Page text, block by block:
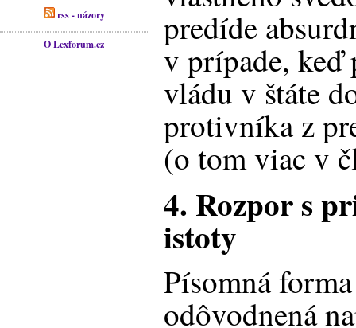
rss - názory
O Lexforum.cz predíde
v prípade, keď
vládu v štáte
protivníka z
(o tom viac v
4. Rozpor s
istoty
Písomná
odôvodnená